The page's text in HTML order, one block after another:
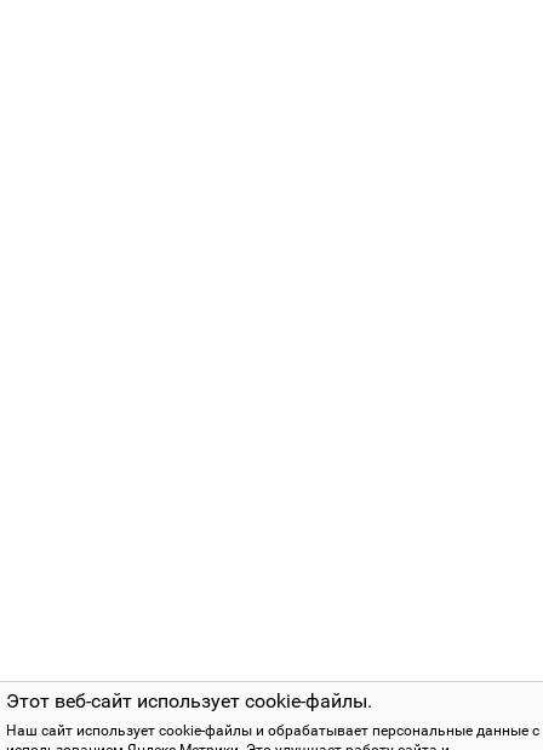
Этот веб-сайт использует cookie-файлы.
Наш сайт использует cookie-файлы и обрабатывает персональные данные с